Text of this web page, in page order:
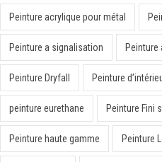
Peinture acrylique pour métal
Peinture a signalisation Peinture
Peinture Dryfall Peinture
peinture eurethane Peinture Fini
Peinture haute gamme Peinture